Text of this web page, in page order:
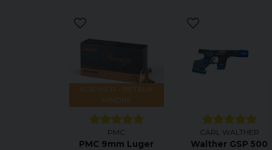
KÖP MER - BETALA
MINDRE
PMC
PMC 9mm Luger
CARL WALTHER
Walther GSP 500